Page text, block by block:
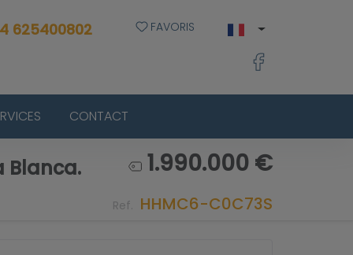
625400802 FAVORIS
CONTACT
Blanca. 1.990.000 €
Ref. HHMC6-C0C73S